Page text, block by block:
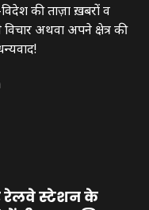
की ताज़ा ख़बरों व
अथवा अपने क्षेत्र की
रेलवे स्टेशन के